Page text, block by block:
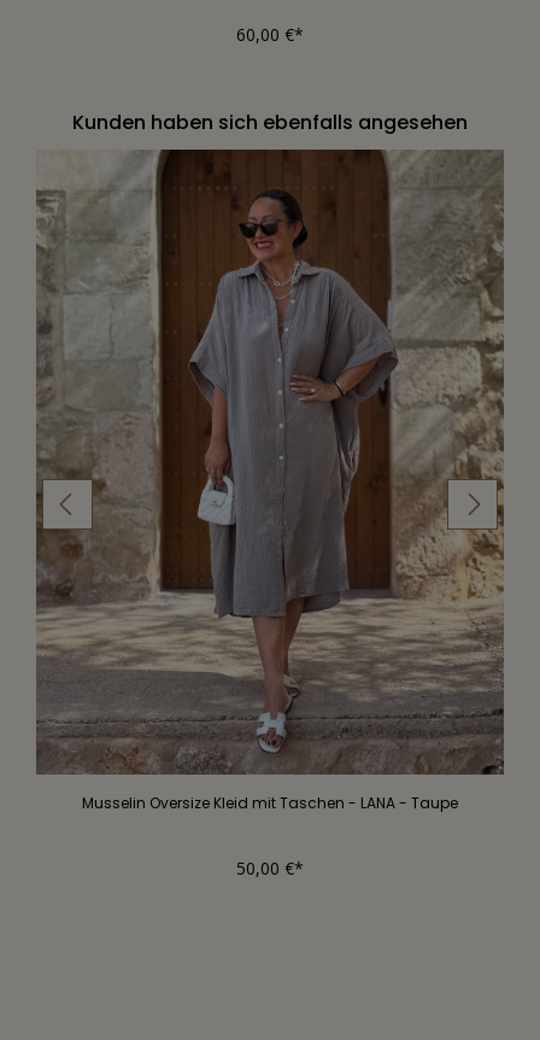
60,00 €*
Kunden haben sich ebenfalls angesehen
Musselin Oversize Kleid mit Taschen - LANA - Taupe
50,00 €*